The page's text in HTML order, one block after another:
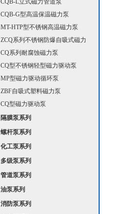
CQB-L立式磁力管道泵
CQB-G型高温保温磁力泵
MT-HTP型不锈钢高温磁力泵
ZCQ系列不锈钢防爆自吸式磁力
CQ系列耐腐蚀磁力泵
CQ型不锈钢轻型磁力驱动泵
MP型磁力驱动循环泵
ZBF自吸式塑料磁力泵
CQ型磁力驱动泵
隔膜泵系列
螺杆泵系列
化工泵系列
多级泵系列
管道泵系列
油泵系列
消防泵系列